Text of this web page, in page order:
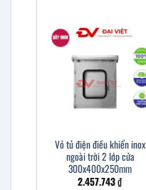
Vỏ tủ điện điều khiển inox
ngoài trời 2 lớp cửa
300x400x250mm
2.457.743₫